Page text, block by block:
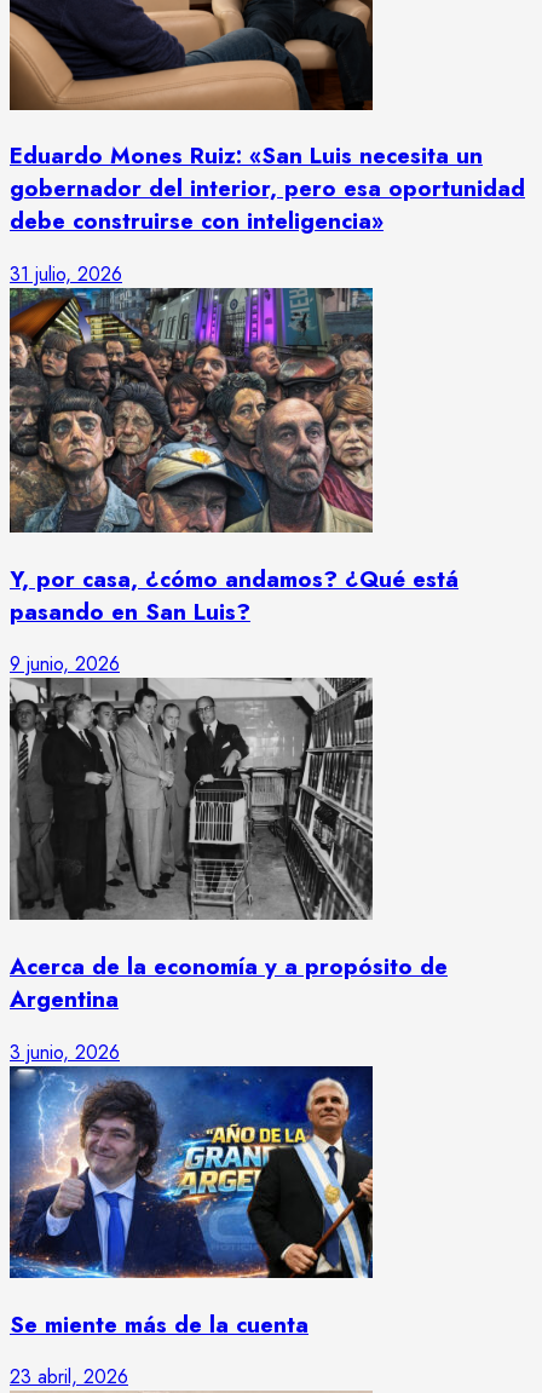
Eduardo Mones Ruiz: «San Luis necesita un
gobernador del interior, pero esa oportunidad
debe construirse con inteligencia»
31 julio, 2026
Y, por casa, ¿cómo andamos? ¿Qué está
pasando en San Luis?
9 junio, 2026
Acerca de la economía y a propósito de
Argentina
3 junio, 2026
Se miente más de la cuenta
23 abril, 2026